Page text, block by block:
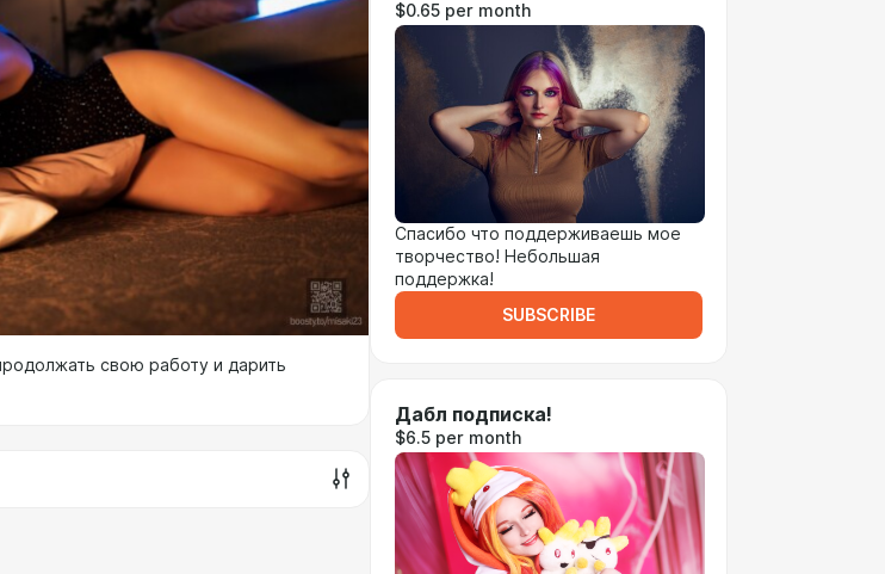
свою работу и дарить
$0.65 per month
Спасибо что поддерживаешь мое
творчество! Небольшая
поддержка!
SUBSCRIBE
Дабл подписка!
$6.5 per month